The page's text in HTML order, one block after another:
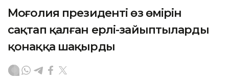
Моңғолия президенті өз өмірін
сақтап қалған ерлі-зайыптыларды
қонаққа шақырды